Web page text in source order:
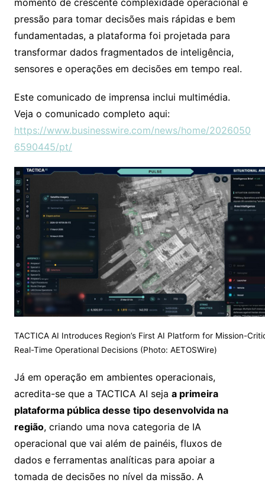
momento de crescente complexidade operacional e
pressão para tomar decisões mais rápidas e bem
fundamentadas, a plataforma foi projetada para
transformar dados fragmentados de inteligência,
sensores e operações em decisões em tempo real.
Este comunicado de imprensa inclui multimédia.
Veja o comunicado completo aqui:
https://www.businesswire.com/news/home/2026050
6590445/pt/
TACTICA AI Introduces Region’s First AI Platform for Mission-
Real-Time Operational Decisions (Photo: AETOSWire)
Já em operação em ambientes operacionais,
acredita-se que a TACTICA AI seja a primeira
plataforma pública desse tipo desenvolvida na
região, criando uma nova categoria de IA
operacional que vai além de painéis, fluxos de
dados e ferramentas analíticas para apoiar a
tomada de decisões no nível da missão. A